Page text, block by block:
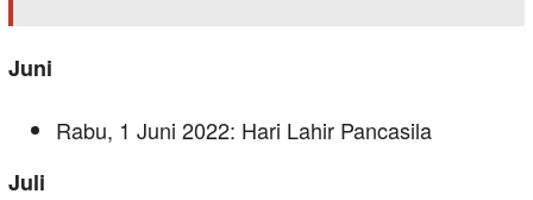
Juni
Rabu, 1 Juni 2022: Hari Lahir Pancasila
Juli